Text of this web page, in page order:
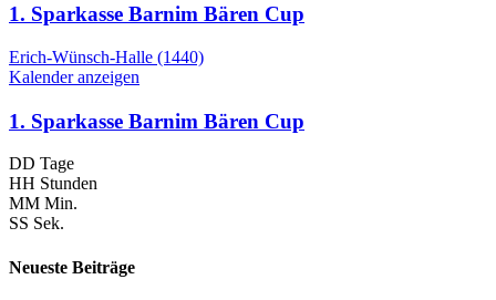
1. Sparkasse Barnim Bären Cup
Erich-Wünsch-Halle (1440)
Kalender anzeigen
1. Sparkasse Barnim Bären Cup
DD Tage
HH Stunden
MM Min.
SS Sek.
Neueste Beiträge